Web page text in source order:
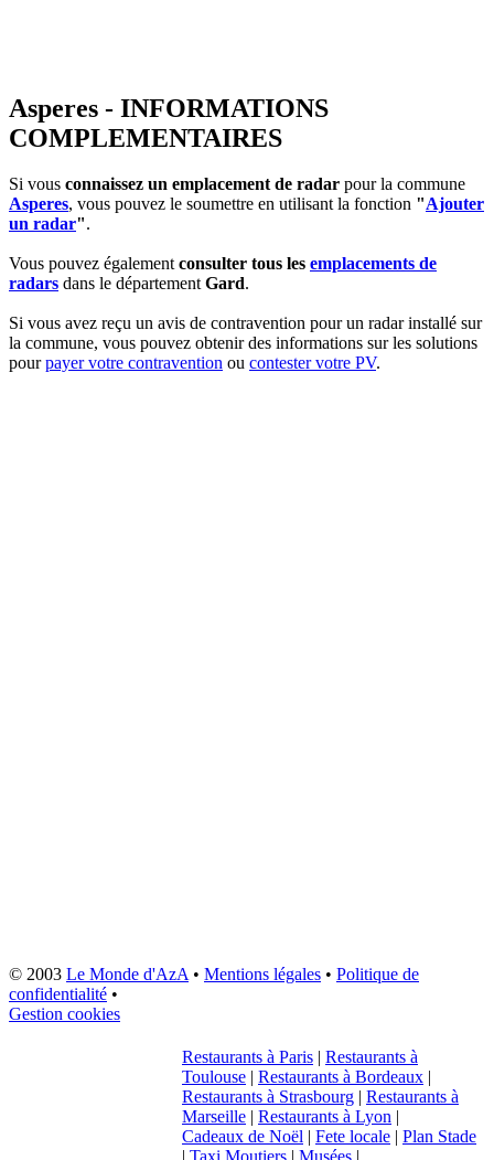
Asperes - INFORMATIONS
COMPLEMENTAIRES
Si vous connaissez un emplacement de radar pour la commune
Asperes, vous pouvez le soumettre en utilisant la fonction "Ajouter
un radar".
Vous pouvez égalementconsulter tous les emplacements de
radars dans le départementGard.
Si vous avez reçu un avis de contravention pour un radar installé sur
la commune, vous pouvez obtenir des informations sur les solutions
pourpayer votre contravention ou contester votre PV.
© 2003 Le Monde d'AzA• Mentions légales • Politique de
confidentialité •
Gestion cookies
Restaurants à Paris | Restaurants à
Toulouse | Restaurants à Bordeaux |
Restaurants à Strasbourg | Restaurants à
Marseille | Restaurants à Lyon |
Cadeaux de Noël | Fete locale | Plan Stade